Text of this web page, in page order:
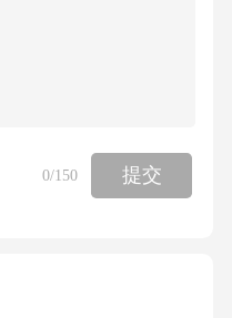
0/150 提交